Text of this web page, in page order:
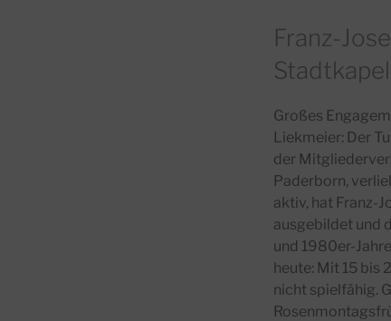
Franz-
Großes
Liekmeier: Der
der
Paderborn,
aktiv, hat Franz-
ausgebildet und
und 1980er-
heute: Mit 15 bis
nicht spielfähig.